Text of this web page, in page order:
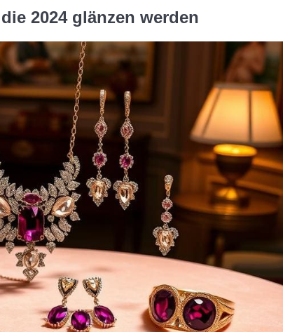
2024 glänzen werden